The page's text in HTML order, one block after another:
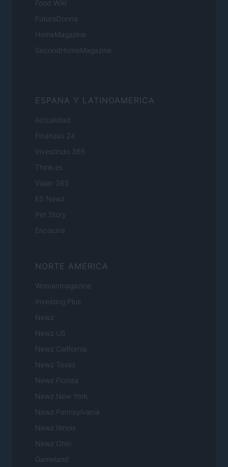
Food Wiki
FuturoDonna
HomeMagazine
SecondHomeMagazine
ESPANA Y LATINOAMERICA
Actualidad
Finanzas 24
Investindo 365
Think.es
Viajar 365
ES Newz
Pet Story
Encocina
NORTE AMERICA
Womanmagazine
Investing Plus
Newz
Newz US
Newz California
Newz Texas
Newz Florida
Newz New York
Newz Pennsylvania
Newz Illinois
Newz Ohio
Gameland